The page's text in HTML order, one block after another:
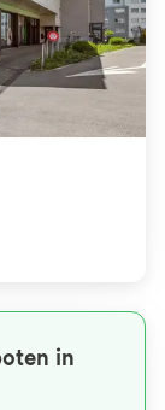
in